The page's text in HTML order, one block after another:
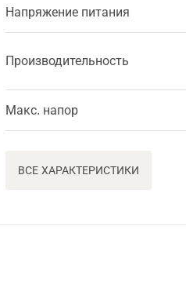
Напряжение питания
Производительность
Макс. напор
ВСЕ ХАРАКТЕРИСТИКИ